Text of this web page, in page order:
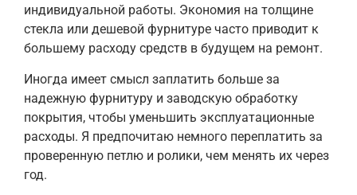
индивидуальной работы. Экономия на толщине
стекла или дешевой фурнитуре часто приводит к
большему расходу средств в будущем на ремонт.
Иногда имеет смысл заплатить больше за
надежную фурнитуру и заводскую обработку
покрытия, чтобы уменьшить эксплуатационные
расходы. Я предпочитаю немного переплатить за
проверенную петлю и ролики, чем менять их через
год.